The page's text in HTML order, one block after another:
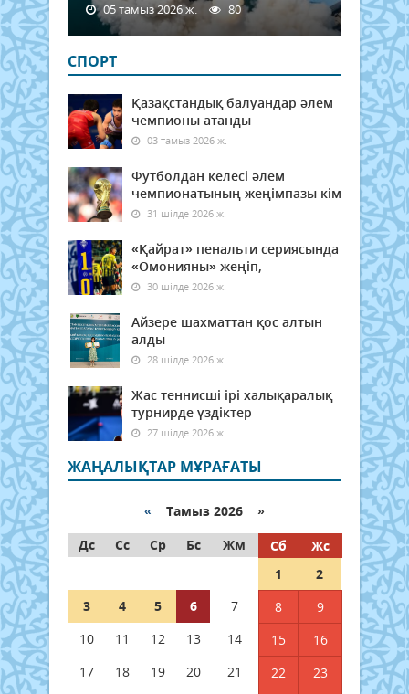
05 тамыз 2026 ж. 80
СПОРТ
Қазақстандық балуандар әлем
чемпионы атанды
03 тамыз 2026 ж.
Футболдан келесі әлем
чемпионатының жеңімпазы кім
31 шілде 2026 ж.
«Қайрат» пенальти сериясында
«Омонияны» жеңіп,
30 шілде 2026 ж.
Айзере шахматтан қос алтын
алды
28 шілде 2026 ж.
Жас теннисші ірі халықаралық
турнирде үздіктер
27 шілде 2026 ж.
ЖАҢАЛЫҚТАР МҰРАҒАТЫ
« Тамыз 2026 »
Дс
Сс Ср Бс Жм Сб
Жс
1
2
3
4 5 6 7 8
9
10
11 12 13 14 15
16
17
18 19 20 21 22
23